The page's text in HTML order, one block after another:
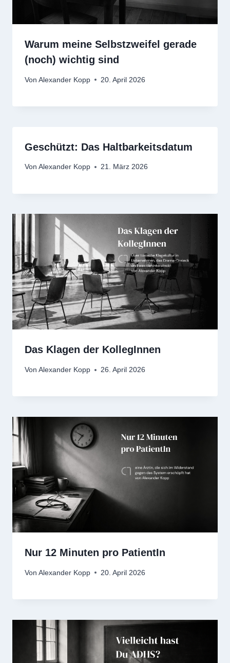
Warum meine Selbstzweifel gerade
(noch) wichtig sind
Von Alexander Kopp 20. April 2026
Geschützt: Das Haltbarkeitsdatum
Von Alexander Kopp 21. März 2026
Das Klagen der KollegInnen
Von Alexander Kopp 26. April 2026
Nur 12 Minuten pro PatientIn
Von Alexander Kopp 20. April 2026